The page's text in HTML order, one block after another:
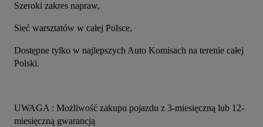
Szeroki zakres napraw,
Sieć warsztatów w całej Polsce,
Dostępne tylko w najlepszych Auto Komisach na terenie całej
Polski.
UWAGA : Możliwość zakupu pojazdu z 3-miesięczną lub 12-
miesięczną gwarancją